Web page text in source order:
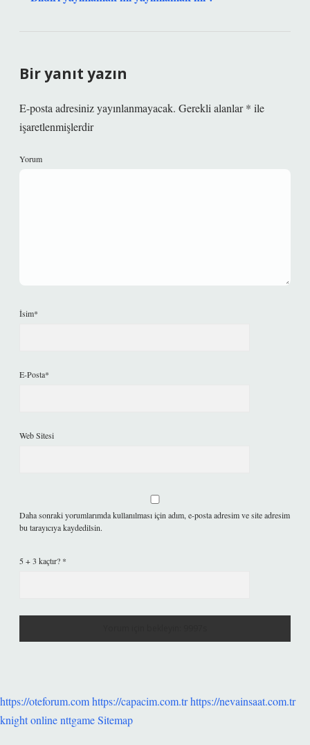
Bir yanıt yazın
E-posta adresiniz yayınlanmayacak. Gerekli alanlar* ile
işaretlenmişlerdir
Yorum
İsim*
E-Posta*
Web Sitesi
Daha sonraki yorumlarımda kullanılması için adım, e-posta adresim ve site adresim
bu tarayıcıya kaydedilsin.
5 + 3 kaçtır? *
https://oteforum.comhttps://capacim.com.trhttps://nevainsaat.com.tr
knight onlinenttgameSitemap